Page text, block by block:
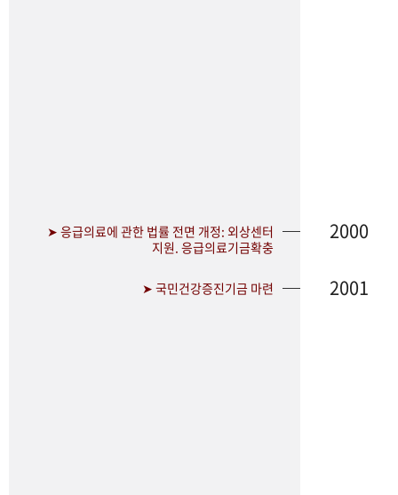
➤ 응급의료에 관한 법률 전면 개정: 외상센터
지원. 응급의료기금확충
2000
➤ 국민건강증진기금 마련 2001